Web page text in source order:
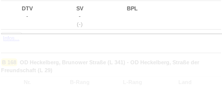
DTV
-
SV
-
(-)
BPL
Infos...
B 168
OD Heckelberg, Brunower Straße (L 341) - OD Heckelberg, Straße der
Freundschaft (L 29)